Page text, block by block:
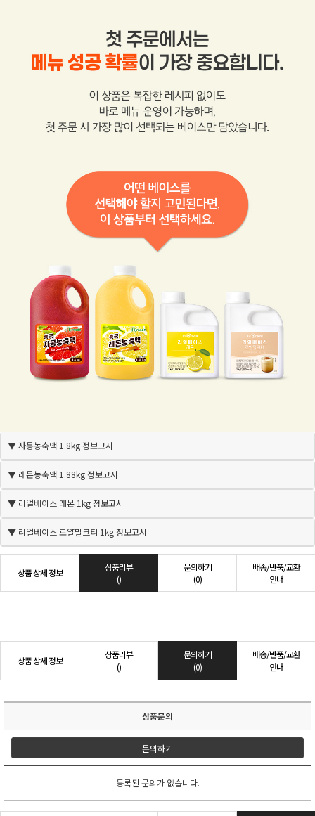
▼ 자몽농축액 1.8kg 정보고시
▼ 레몬농축액 1.88kg 정보고시
▼ 리얼베이스 레몬 1kg 정보고시
▼ 리얼베이스 로얄밀크티 1kg 정보고시
상품 상세 정보
상품리뷰
()
문의하기
(0)
배송/반품/교환
안내
상품 상세 정보
상품리뷰
()
문의하기
(0)
배송/반품/교환
안내
상품문의
문의하기
등록된 문의가 없습니다.